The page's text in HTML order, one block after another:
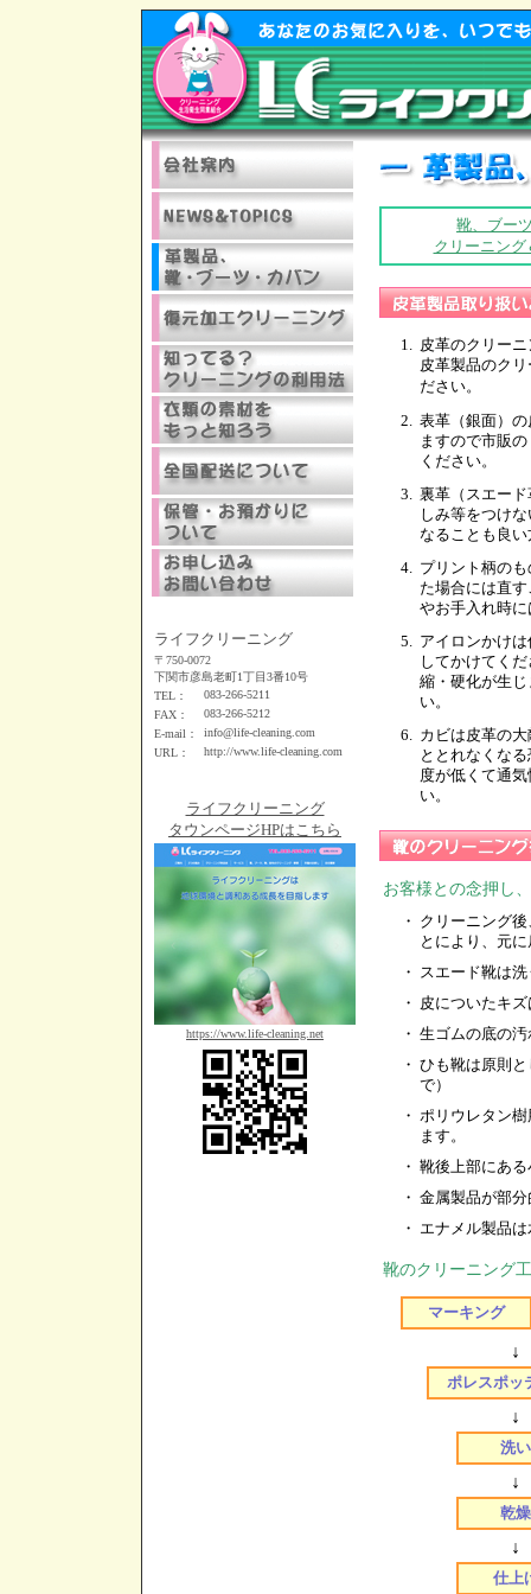
ライフクリーニング
〒750-0072
下関市彦島老町1丁目3番10号
TEL：
083-266-5211
FAX：
083-266-5212
E-mail：
info@life-cleaning.com
URL：
http://www.life-cleaning.com
ライフクリーニング
タウンページHPはこちら
https://www.life-cleaning.net
靴、ブー
クリーニン
1. 皮革のクリー
皮革製品のク
ださい。
2. 表革（銀面）
ますので市販
ください。
3. 裏革（スエー
しみ等をつけ
なることも良
4. プリント柄の
た場合には直
やお手入れ時
5. アイロンかけ
してかけてく
縮・硬化が生
い。
6. カビは皮革の
ととれなくな
度が低くて通
い。
お客様との念押し
・ クリーニング
とにより、元
・ スエード靴は
・ 皮についたキ
・ 生ゴムの底の
・ ひも靴は原則
で）
・ ポリウレタン
ます。
・ 靴後上部にあ
・ 金属製品が部
・ エナメル製品
靴のクリーニング
マーキング
↓
ポレスポッ
↓
洗い
↓
乾燥
↓
仕上